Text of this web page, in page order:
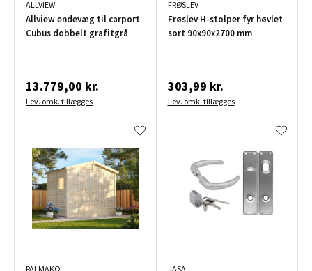
ALLVIEW
Allview endevæg til carport
Cubus dobbelt grafitgrå
13.779,00 kr.
Lev. omk. tillægges
FRØSLEV
Frøslev H-stolper fyr høvlet
sort 90x90x2700 mm
303,99 kr.
Lev. omk. tillægges
PALMAKO JASA